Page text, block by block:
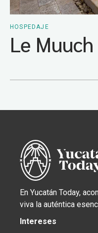
HOSPEDAJE
Le Muuch
En Yucatán Today,
viva la auténtica
Intereses